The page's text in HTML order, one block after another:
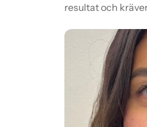
resultat och